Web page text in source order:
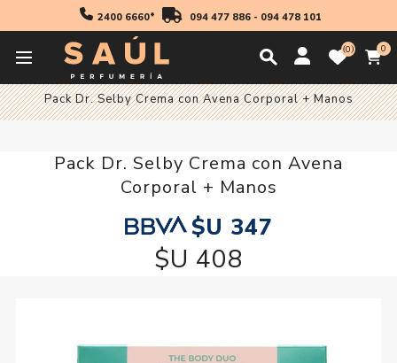
2400 6660* 094 477 886- 094 478 101
0 0
Inicio
Pack Dr. Selby Crema con Avena Corporal + Manos
Pack Dr. Selby Crema con Avena
Corporal + Manos
$U 347
$U 408